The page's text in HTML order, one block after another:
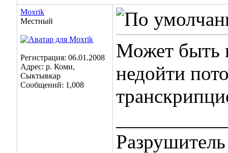
Moxrik
Местный
Регистрация: 06.01.2008
Адрес: р. Коми,
Сыктывкар
Сообщений: 1,008
Может быть
недойти